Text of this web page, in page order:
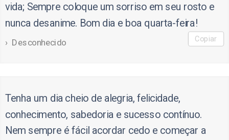
vida; Sempre coloque um sorriso em seu rosto e
nunca desanime. Bom dia e boa quarta-feira!
Desconhecido Copiar
Tenha um dia cheio de alegria, felicidade,
conhecimento, sabedoria e sucesso contínuo.
Nem sempre é fácil acordar cedo e começar a